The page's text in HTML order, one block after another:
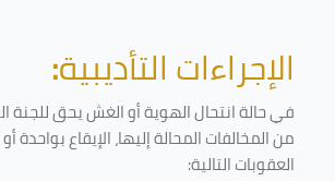
الإجراءات التأديبية:
في حالة انتحال الهوية أو الغش يحق للجنة
من المخالفات المحالة إليها، الإيقاع بواحدة
العقوبات التالية: